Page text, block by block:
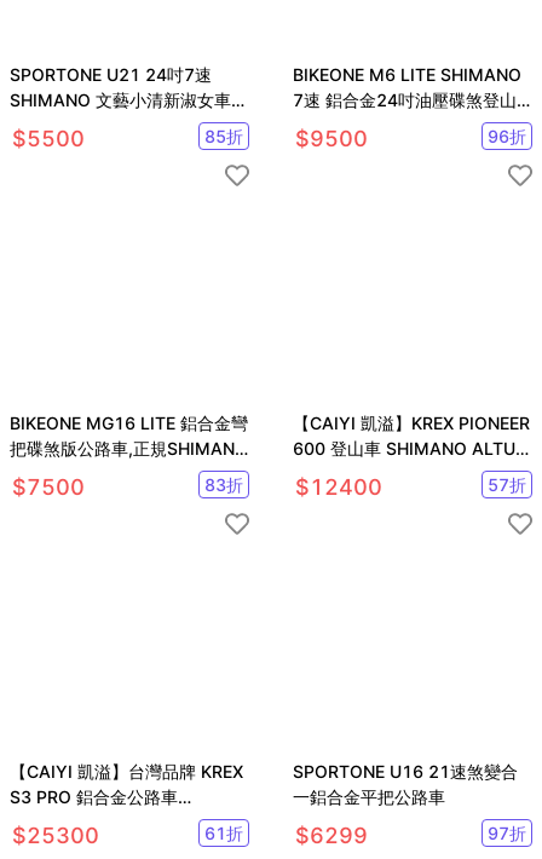
SPORTONE U21 24吋7速
SHIMANO 文藝小清新淑女車
低跨點設計 時尚復古自行車
$5500 85折
BIKEONE M6 LITE SHIMANO
7速 鋁合金24吋油壓碟煞登山
車新款運動自行車
$9500 96折
BIKEONE MG16 LITE 鋁合金彎
把碟煞版公路車,正規SHIMANO
煞變與搭配副煞把設計
$7500 83折
【CAIYI 凱溢】KREX PIONEER
600 登山車 SHIMANO ALTUS
27速 自行車 腳踏車
$12400 57折
【CAIYI 凱溢】台灣品牌 KREX
S3 PRO 鋁合金公路車
SHIMANO SORA R3000 18速
自行車
$25300 61折
SPORTONE U16 21速煞變合
一鋁合金平把公路車
$6299 97折